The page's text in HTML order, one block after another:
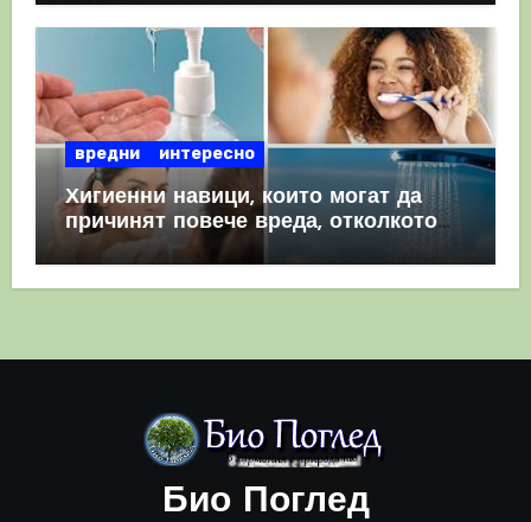
вредни интересно
Хигиенни навици, които могат да
причинят повече вреда, отколкото
полза
Био Поглед